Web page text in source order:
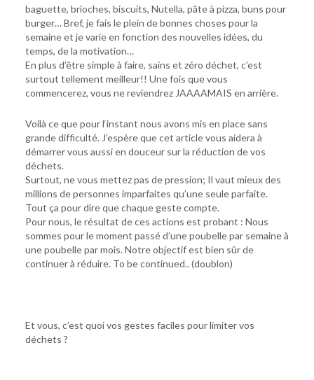
baguette, brioches, biscuits, Nutella, pâte à pizza, buns pour
burger… Bref, je fais le plein de bonnes choses pour la
semaine et je varie en fonction des nouvelles idées, du
temps, de la motivation…
En plus d’être simple à faire, sains et zéro déchet, c’est
surtout tellement meilleur!! Une fois que vous
commencerez, vous ne reviendrez JAAAAMAIS en arrière.
Voilà ce que pour l‘instant nous avons mis en place sans
grande difficulté. J’espère que cet article vous aidera à
démarrer vous aussi en douceur sur la réduction de vos
déchets.
Surtout, ne vous mettez pas de pression; Il vaut mieux des
millions de personnes imparfaites qu’une seule parfaite.
Tout ça pour dire que chaque geste compte.
Pour nous, le résultat de ces actions est probant : Nous
sommes pour le moment passé d’une poubelle par semaine à
une poubelle par mois. Notre objectif est bien sûr de
continuer à réduire. To be continued.. (doublon)
Et vous, c’est quoi vos gestes faciles pour limiter vos
déchets ?